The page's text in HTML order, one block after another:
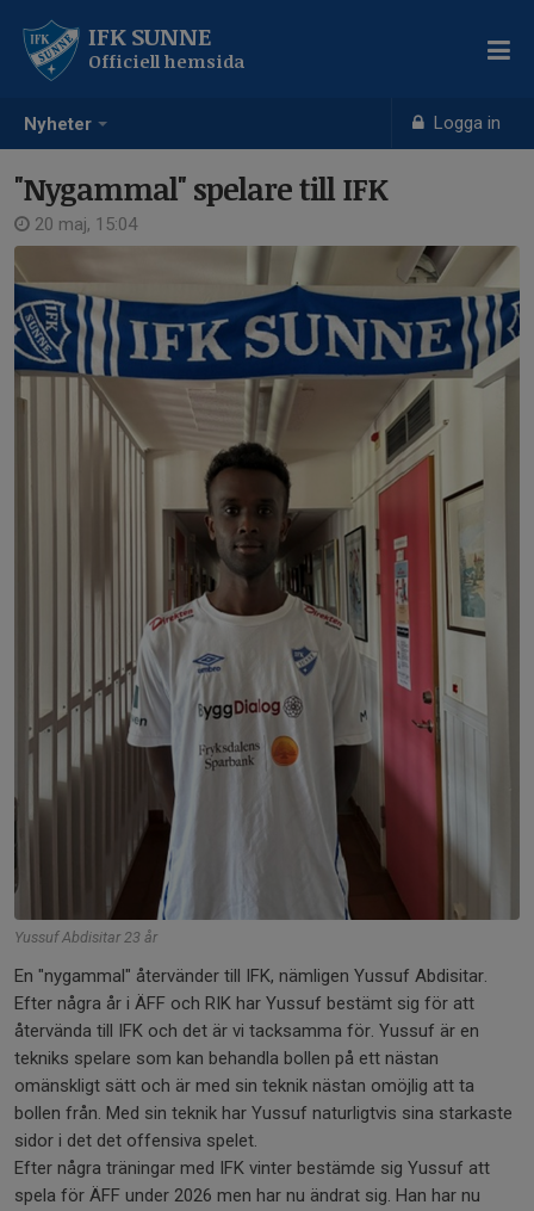
Nyheter Logga in
IFK SUNNE
Officiell hemsida
"Nygammal" spelare till IFK
20 maj, 15:04
Yussuf Abdisitar 23 år
En "nygammal" återvänder till IFK, nämligen Yussuf Abdisitar.
Efter några år i ÄFF och RIK har Yussuf bestämt sig för att
återvända till IFK och det är vi tacksamma för. Yussuf är en
tekniks spelare som kan behandla bollen på ett nästan
omänskligt sätt och är med sin teknik nästan omöjlig att ta
bollen från. Med sin teknik har Yussuf naturligtvis sina starkaste
sidor i det det offensiva spelet.
Efter några träningar med IFK vinter bestämde sig Yussuf att
spela för ÄFF under 2026 men har nu ändrat sig. Han har nu